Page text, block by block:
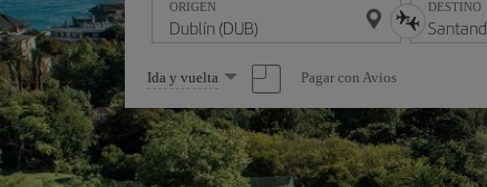
ORIGEN DESTINO
Seleccione
una
opción
Ida y vuelta Pagar con Avios